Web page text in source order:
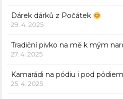
Dárek dárků z Počátek
29. 4. 2025
Tradiční pivko na mě k mým
27. 4. 2025
Kamarádi na pódiu i pod pódiem
25. 4. 2025